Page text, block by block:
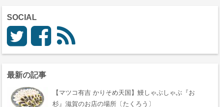
SOCIAL
最新の記事
【マツコ有吉 かりそめ天国】鰻しゃぶしゃぶ『おゝ
杉』滋賀のお店の場所〔たくろう〕